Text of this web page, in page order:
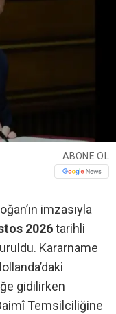
ABONE OL
imzasıyla
2026tarihli
Kararname
gidilirken
Temsilciliğine